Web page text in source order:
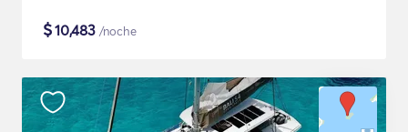
$10,483 /noche